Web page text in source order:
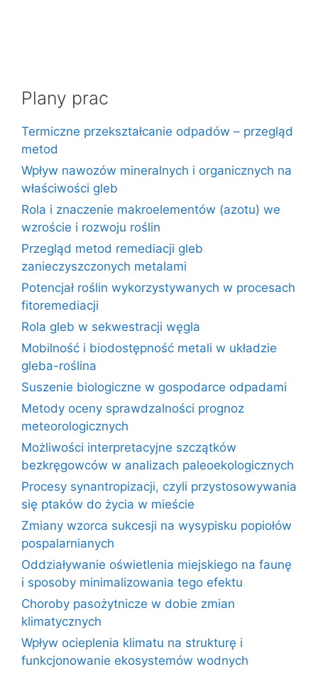
Plany prac
Termiczne przekształcanie odpadów – przegląd
metod
Wpływ nawozów mineralnych i organicznych na
właściwości gleb
Rola i znaczenie makroelementów (azotu) we
wzroście i rozwoju roślin
Przegląd metod remediacji gleb
zanieczyszczonych metalami
Potencjał roślin wykorzystywanych w procesach
fitoremediacji
Rola gleb w sekwestracji węgla
Mobilność i biodostępność metali w układzie
gleba-roślina
Suszenie biologiczne w gospodarce odpadami
Metody oceny sprawdzalności prognoz
meteorologicznych
Możliwości interpretacyjne szczątków
bezkręgowców w analizach paleoekologicznych
Procesy synantropizacji, czyli przystosowywania
się ptaków do życia w mieście
Zmiany wzorca sukcesji na wysypisku popiołów
pospalarnianych
Oddziaływanie oświetlenia miejskiego na faunę
i sposoby minimalizowania tego efektu
Choroby pasożytnicze w dobie zmian
klimatycznych
Wpływ ocieplenia klimatu na strukturę i
funkcjonowanie ekosystemów wodnych